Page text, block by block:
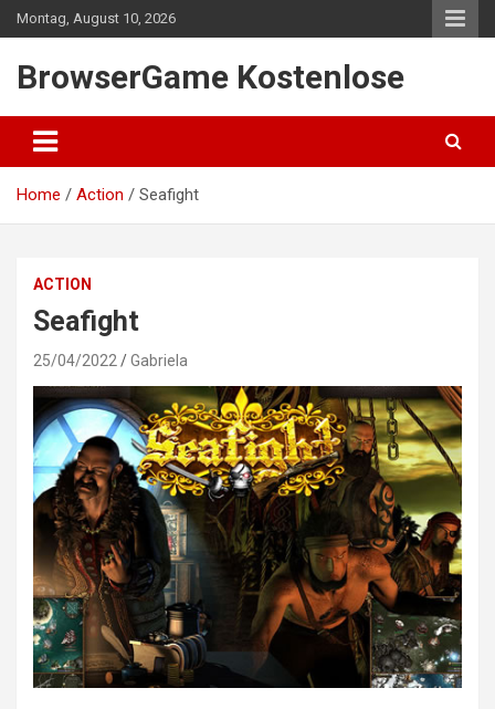
Skip
to
Montag, August 10, 2026
BrowserGame Kostenlose
Home Action Seafight
ACTION
Seafight
25/04/2022 Gabriela